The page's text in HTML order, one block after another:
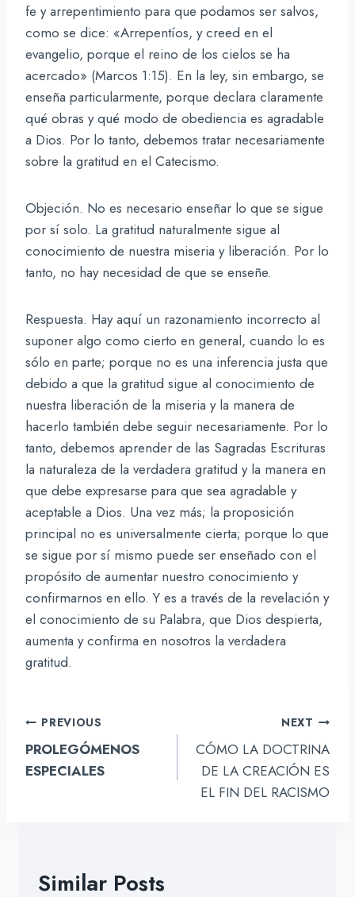
fe y arrepentimiento para que podamos ser salvos,
como se dice: «Arrepentíos, y creed en el
evangelio, porque el reino de los cielos se ha
acercado» (Marcos 1:15). En la ley, sin embargo, se
enseña particularmente, porque declara claramente
qué obras y qué modo de obediencia es agradable
a Dios. Por lo tanto, debemos tratar necesariamente
sobre la gratitud en el Catecismo.
Objeción. No es necesario enseñar lo que se sigue
por sí solo. La gratitud naturalmente sigue al
conocimiento de nuestra miseria y liberación. Por lo
tanto, no hay necesidad de que se enseñe.
Respuesta. Hay aquí un razonamiento incorrecto al
suponer algo como cierto en general, cuando lo es
sólo en parte; porque no es una inferencia justa que
debido a que la gratitud sigue al conocimiento de
nuestra liberación de la miseria y la manera de
hacerlo también debe seguir necesariamente. Por lo
tanto, debemos aprender de las Sagradas Escrituras
la naturaleza de la verdadera gratitud y la manera en
que debe expresarse para que sea agradable y
aceptable a Dios. Una vez más; la proposición
principal no es universalmente cierta; porque lo que
se sigue por sí mismo puede ser enseñado con el
propósito de aumentar nuestro conocimiento y
confirmarnos en ello. Y es a través de la revelación y
el conocimiento de su Palabra, que Dios despierta,
aumenta y confirma en nosotros la verdadera
gratitud.
Navegación
de
entradas
PREVIOUS
PROLEGÓMENOS
ESPECIALES
NEXT
CÓMO LA DOCTRINA
DE LA CREACIÓN ES
EL FIN DEL RACISMO
Similar Posts